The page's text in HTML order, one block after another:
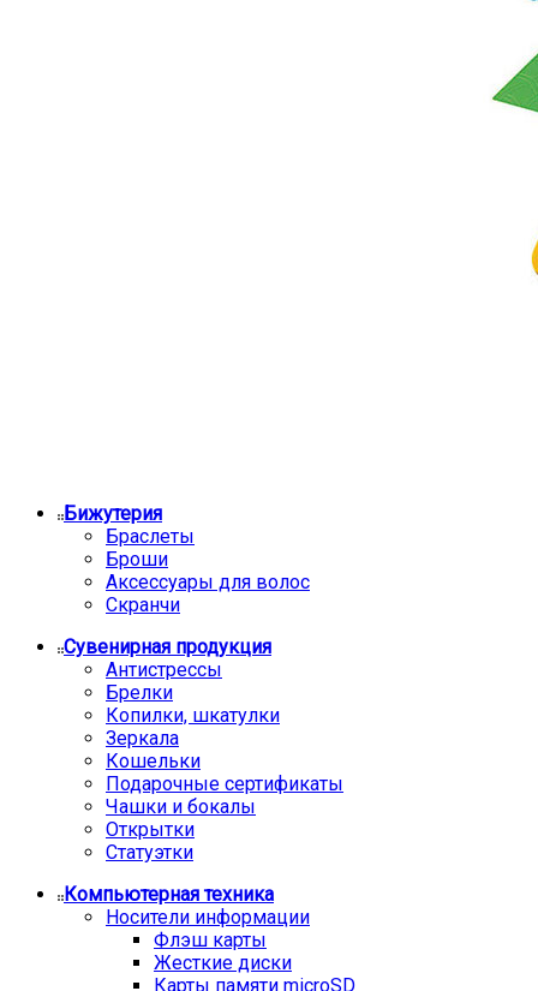
Бижутерия
Браслеты
Броши
Аксессуары для волос
Скранчи
Сувенирная продукция
Антистрессы
Брелки
Копилки, шкатулки
Зеркала
Кошельки
Подарочные сертификаты
Чашки и бокалы
Открытки
Статуэтки
Компьютерная техника
Носители информации
Флэш карты
Жесткие диски
Карты памяти microSD